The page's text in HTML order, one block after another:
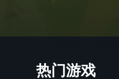
热门游戏